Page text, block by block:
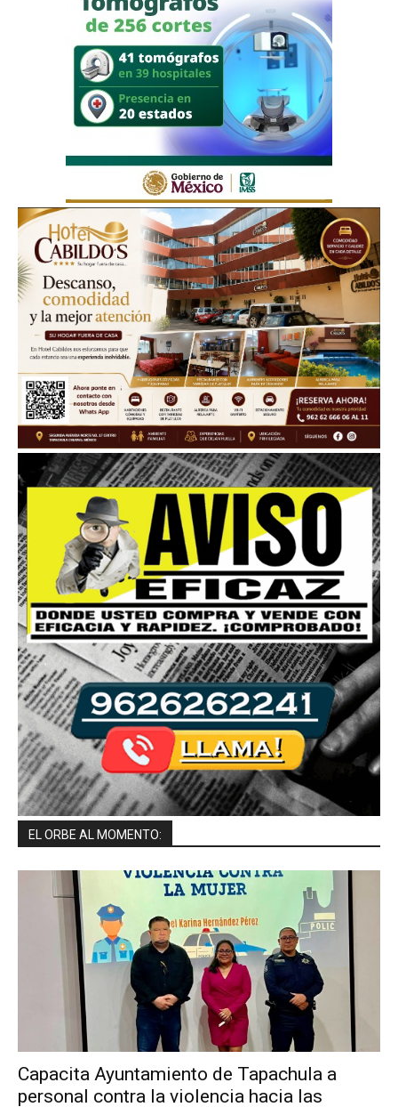
EL ORBE AL MOMENTO:
Capacita Ayuntamiento de Tapachula a
personal contra la violencia hacia las